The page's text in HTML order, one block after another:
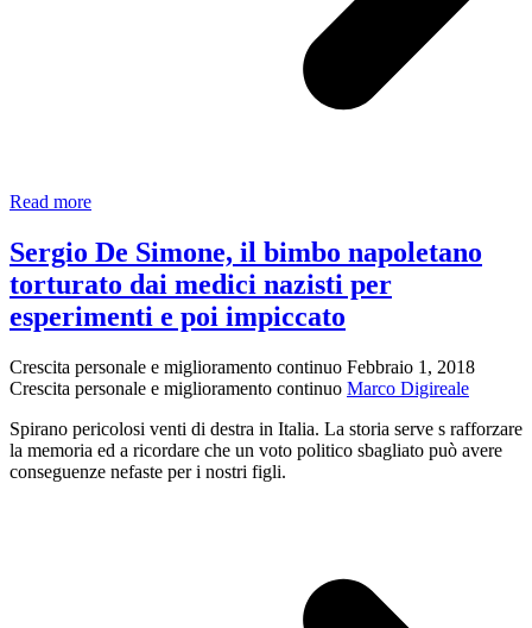
Read moreAnalisi
governo
attuale
Sergio De Simone, il bimbo napoletano
torturato dai medici nazisti per
esperimenti e poi impiccato
Crescita personale e miglioramento continuo Febbraio 1, 2018
Crescita personale e miglioramento continuo Marco Digireale
Spirano pericolosi venti di destra in Italia. La storia serve s rafforzare
la memoria ed a ricordare che un voto politico sbagliato può avere
conseguenze nefaste per i nostri figli.